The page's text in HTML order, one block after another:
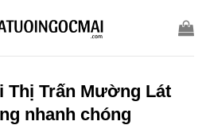
Thị Trấn Mường Lát
nhanh chóng